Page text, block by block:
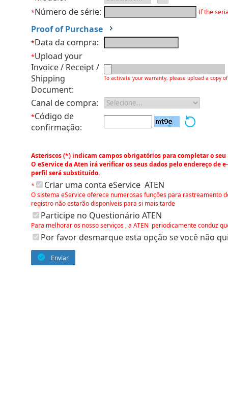
*Número de série: If the
Proof of Purchase
*Data da compra:
*Upload your
Invoice / Receipt /
Shipping
Document:
To activate your warranty, please upload a copy
Canal de compra:
*Código de
confirmação:
Asteriscos (*) indicam campos obrigatórios para completar o
O eService da Aten irá verificar os seus dados pelo endereço de
perfil será substituído.
*
Criar uma conta eService ATEN
O sistema eService oferece numerosas funções para rastreamento
registro não estarão disponíveis para si mais tarde
Participe no Questionário ATEN
Para melhorar os nosso serviços , a ATEN periodicamente conduz
Por favor desmarque esta opção se você não
Enviar